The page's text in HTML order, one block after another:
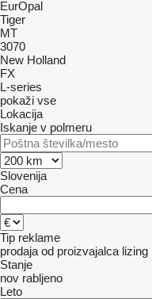
EurOpal
Tiger
MT
3070
New Holland
FX
L-series
pokaži vse
Lokacija
Iskanje v polmeru
Slovenija
Cena
Tip reklame
prodaja od proizvajalca lizing
Stanje
nov rabljeno
Leto